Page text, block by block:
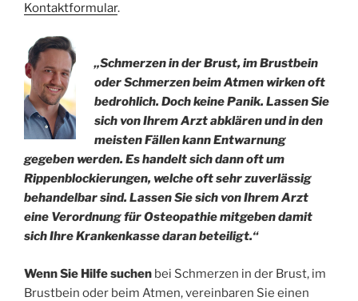
Kontaktformular.
„Schmerzen in der Brust, im Brustbein
oder Schmerzen beim Atmen wirken oft
bedrohlich. Doch keine Panik. Lassen Sie
sich von Ihrem Arzt abklären und in den
meisten Fällen kann Entwarnung
gegeben werden. Es handelt sich dann oft um
Rippenblockierungen, welche oft sehr zuverlässig
behandelbar sind. Lassen Sie sich von Ihrem Arzt
eine Verordnung für Osteopathie mitgeben damit
sich Ihre Krankenkasse daran beteiligt.“
Wenn Sie Hilfe suchen bei Schmerzen in der Brust, im
Brustbein oder beim Atmen, vereinbaren Sie einen